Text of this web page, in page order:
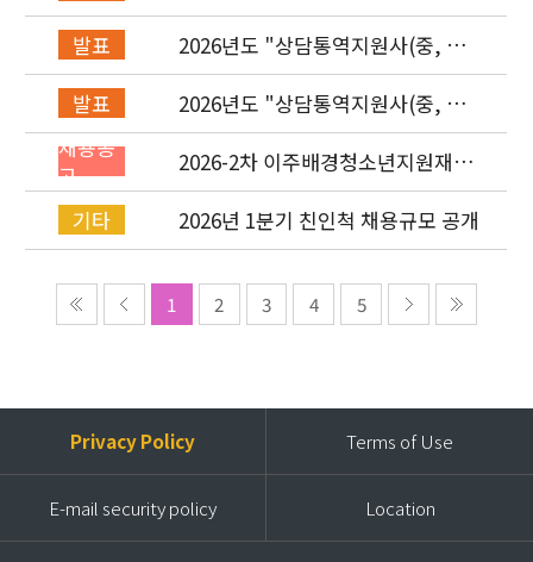
자 발표 및 면접전형 안내
발표
2026년도 "상담통역지원사(중, 베,
러, 몽)" 면접심사 합격자 발표
발표
2026년도 "상담통역지원사(중, 베,
러, 몽)" 서류심사 합격자 발표
채용공
고
2026-2차 이주배경청소년지원재단
직원(기획운영실/사업운영부/개발
협력부) 채용공고 (~4/26)
기타 2026년 1분기 친인척 채용규모 공개
1 2 3 4 5
Privacy Policy Terms of Use
E-mail security policy Location